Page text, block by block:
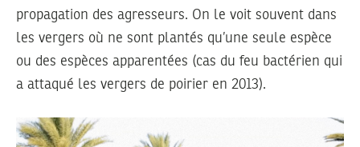
propagation des agresseurs. On le voit souvent dans
les vergers où ne sont plantés qu’une seule espèce
ou des espèces apparentées (cas du feu bactérien qui
a attaqué les vergers de poirier en 2013).